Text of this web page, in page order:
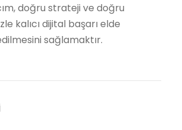
doğru strateji ve doğru
kalıcı dijital başarı elde
sağlamaktır.